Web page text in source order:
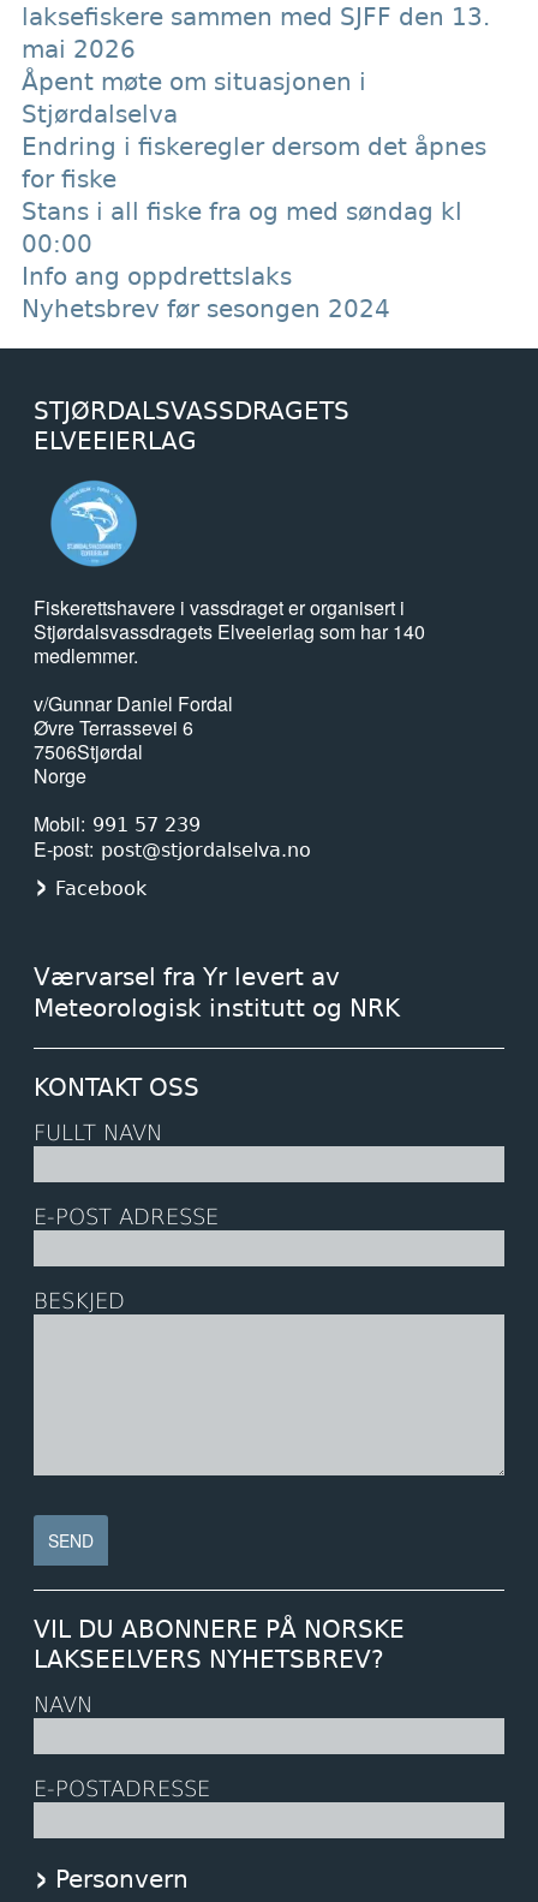
laksefiskere sammen med SJFF den 13.
mai 2026
Åpent møte om situasjonen i
Stjørdalselva
Endring i fiskeregler dersom det åpnes
for fiske
Stans i all fiske fra og med søndag kl
00:00
Info ang oppdrettslaks
Nyhetsbrev før sesongen 2024
STJØRDALSVASSDRAGETS
ELVEEIERLAG
Fiskerettshavere i vassdraget er organisert i
Stjørdalsvassdragets Elveeierlag som har 140
medlemmer.
v/Gunnar Daniel Fordal
Øvre Terrassevei 6
7506Stjørdal
Norge
Mobil
991 57 239
E-post post@stjordalselva.no
Facebook
Værvarsel fra Yr levert av
Meteorologisk institutt og NRK
KONTAKT OSS
FULLT NAVN
E-POST ADRESSE
BESKJED
VIL DU ABONNERE PÅ NORSKE
LAKSEELVERS NYHETSBREV?
NAVN
E-POSTADRESSE
Personvern